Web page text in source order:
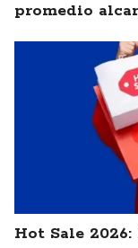
promedio
Hot Sale 2026: